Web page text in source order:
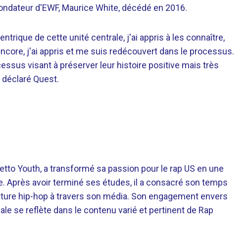
d'EWF, Maurice White, décédé en 2016.
de cette unité centrale, j'ai appris à les connaître,
j'ai appris et me suis redécouvert dans le processus.
visant à préserver leur histoire positive mais très
Quest.
Youth, a transformé sa passion pour le rap US en une
Après avoir terminé ses études, il a consacré son temps
hip-hop à travers son média. Son engagement envers
se reflète dans le contenu varié et pertinent de Rap